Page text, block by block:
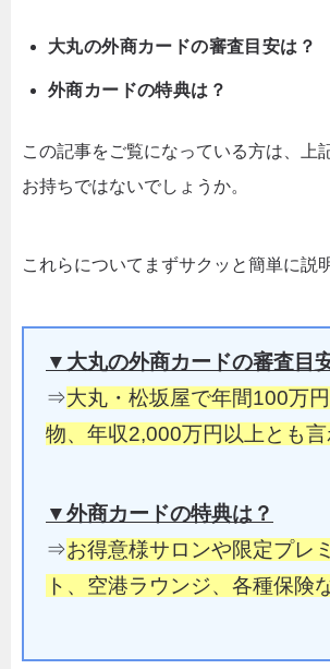
大丸の外商カードの審査目安は？
外商カードの特典は？
この記事をご覧になっている方は、上
お持ちではないでしょうか。
これらについてまずサクッと簡単に説
▼大丸の外商カードの審査目
⇒大丸・松坂屋で年間100万
物、年収2,000万円以上とも
▼外商カードの特典は？
⇒お得意様サロンや限定プレ
ト、空港ラウンジ、各種保険